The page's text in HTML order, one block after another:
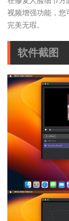
视频增强功能，您
完美无瑕。
软件截图